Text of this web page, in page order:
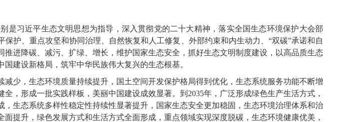
习近平生态文明思想为指导，深入贯彻党的二十大精神，落实全国生态环境保护大会部
护、重点攻坚和协同治理、自然恢复和人工修复、外部约束和内生动力、“双碳”承诺和自
进降碳、减污、扩绿、增长，维护国家生态安全，抓好生态文明制度建设，以高品质生态
建设新格局，筑牢中华民族伟大复兴的生态根基。
，生态环境质量持续提升，国土空间开发保护格局得到优化，生态系统服务功能不断增
，形成一批实践样板，美丽中国建设成效显著。到2035年，广泛形成绿色生产生活方式，
生态系统多样性稳定性持续性显著提升，国家生态安全更加稳固，生态环境治理体系和治
提升，绿色发展方式和生活方式全面形成，重点领域实现深度脱碳，生态环境健康优美，